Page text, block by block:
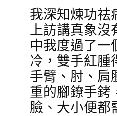
我深知煉功祛
上訪講真象沒
中我度過了一
冷，雙手紅腫
手臂、肘、肩
重的腳鐐手銬
臉、大小便都